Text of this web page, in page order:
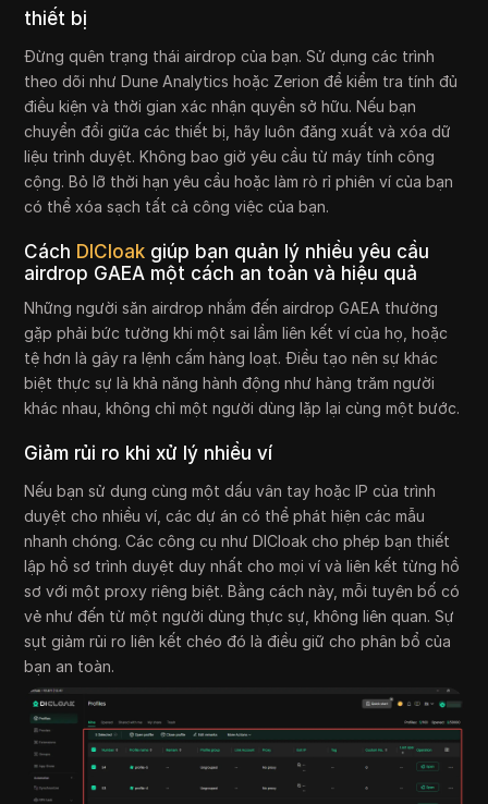
thiết bị
Đừng quên trạng thái airdrop của bạn. Sử dụng các trình
theo dõi như Dune Analytics hoặc Zerion để kiểm tra tính đủ
điều kiện và thời gian xác nhận quyền sở hữu. Nếu bạn
chuyển đổi giữa các thiết bị, hãy luôn đăng xuất và xóa dữ
liệu trình duyệt. Không bao giờ yêu cầu từ máy tính công
cộng. Bỏ lỡ thời hạn yêu cầu hoặc làm rò rỉ phiên ví của bạn
có thể xóa sạch tất cả công việc của bạn.
Cách DICloak giúp bạn quản lý nhiều yêu cầu
airdrop GAEA một cách an toàn và hiệu quả
Những người săn airdrop nhắm đến airdrop GAEA thường
gặp phải bức tường khi một sai lầm liên kết ví của họ, hoặc
tệ hơn là gây ra lệnh cấm hàng loạt. Điều tạo nên sự khác
biệt thực sự là khả năng hành động như hàng trăm người
khác nhau, không chỉ một người dùng lặp lại cùng một bước.
Giảm rủi ro khi xử lý nhiều ví
Nếu bạn sử dụng cùng một dấu vân tay hoặc IP của trình
duyệt cho nhiều ví, các dự án có thể phát hiện các mẫu
nhanh chóng. Các công cụ như DICloak cho phép bạn thiết
lập hồ sơ trình duyệt duy nhất cho mọi ví và liên kết từng hồ
sơ với một proxy riêng biệt. Bằng cách này, mỗi tuyên bố có
vẻ như đến từ một người dùng thực sự, không liên quan. Sự
sụt giảm rủi ro liên kết chéo đó là điều giữ cho phân bổ của
bạn an toàn.